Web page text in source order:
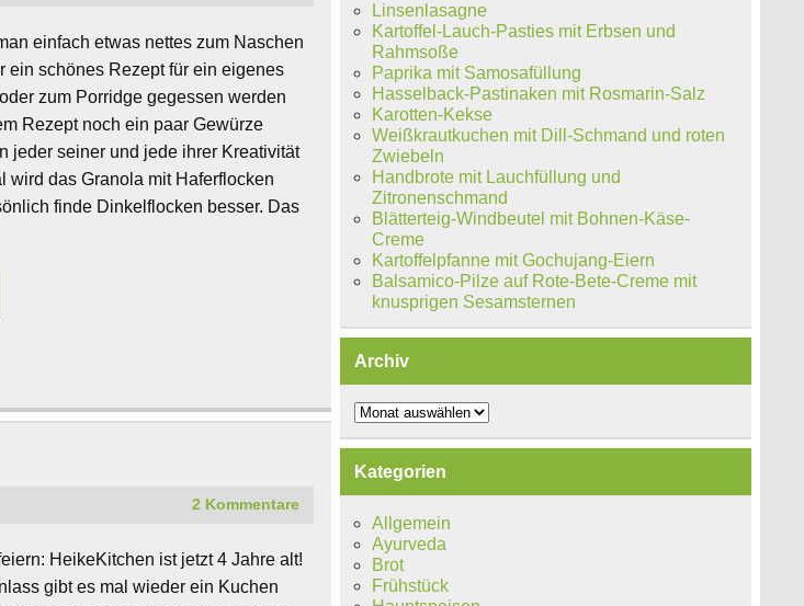
einfach etwas nettes zum Naschen
ein schönes Rezept für ein eigenes
zum Porridge gegessen werden
Rezept noch ein paar Gewürze
jeder seiner und jede ihrer Kreativität
wird das Granola mit Haferflocken
finde Dinkelflocken besser. Das
2 Kommentare
HeikeKitchen ist jetzt 4 Jahre alt!
gibt es mal wieder ein Kuchen
Linsenlasagne
Kartoffel-Lauch-Pasties mit Erbsen und
Rahmsoße
Paprika mit Samosafüllung
Hasselback-Pastinaken mit Rosmarin-Salz
Karotten-Kekse
Weißkrautkuchen mit Dill-Schmand und roten
Zwiebeln
Handbrote mit Lauchfüllung und
Zitronenschmand
Blätterteig-Windbeutel mit Bohnen-Käse-
Creme
Kartoffelpfanne mit Gochujang-Eiern
Balsamico-Pilze auf Rote-Bete-Creme mit
knusprigen Sesamsternen
Archiv
Archiv
Kategorien
Allgemein
Ayurveda
Brot
Frühstück